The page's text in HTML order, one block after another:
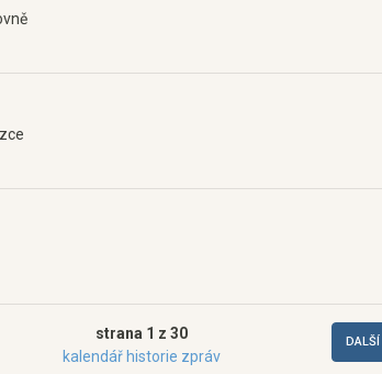
strana 1 z 30
kalendář historie zpráv
DALŠÍ